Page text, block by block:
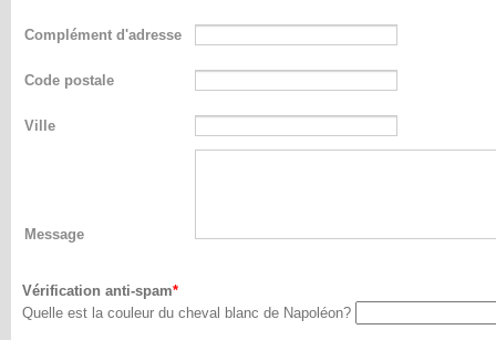
Complément d'adresse
Code postale
Ville
Message
Vérification anti-spam
Quelle est la couleur du cheval blanc de Napoléon?